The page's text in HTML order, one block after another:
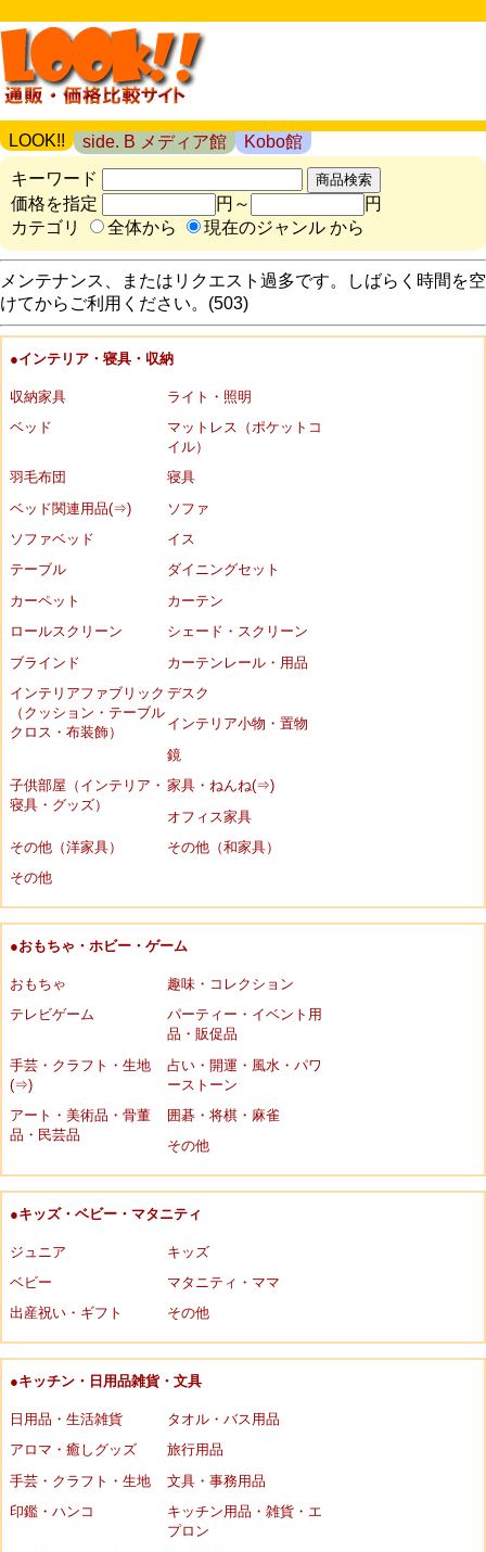
LOOK!! side. B メディア館
Kobo館
キーワード
価格を指定
円～
円
カテゴリ
全体から 現在のジャンル から
メンテナンス、またはリクエスト過多です。しばらく時間を空
けてからご利用ください。(503)
●インテリア・寝具・収納
収納家具
ライト・照明
ベッド
マットレス（ポケットコ
イル）
羽毛布団
寝具
ベッド関連用品(⇒)
ソファ
ソファベッド
イス
テーブル
ダイニングセット
カーペット
カーテン
ロールスクリーン
シェード・スクリーン
ブラインド
カーテンレール・用品
インテリアファブリック
（クッション・テーブル
クロス・布装飾）
デスク
インテリア小物・置物
鏡
子供部屋（インテリア・
寝具・グッズ）
家具・ねんね(⇒)
オフィス家具
その他（洋家具）
その他（和家具）
その他
●おもちゃ・ホビー・ゲーム
おもちゃ
趣味・コレクション
テレビゲーム
パーティー・イベント用
品・販促品
手芸・クラフト・生地
(⇒)
占い・開運・風水・パワ
ーストーン
アート・美術品・骨董
品・民芸品
囲碁・将棋・麻雀
その他
●キッズ・ベビー・マタニティ
ジュニア
キッズ
ベビー
マタニティ・ママ
出産祝い・ギフト
その他
●キッチン・日用品雑貨・文具
日用品・生活雑貨
タオル・バス用品
アロマ・癒しグッズ
旅行用品
手芸・クラフト・生地
文具・事務用品
印鑑・ハンコ
キッチン用品・雑貨・エ
プロン